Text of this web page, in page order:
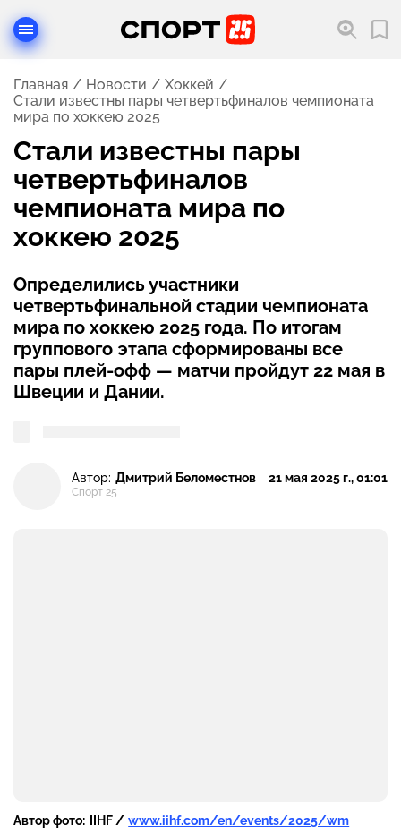
Главная Новости
Хоккей
Стали известны пары четвертьфиналов чемпионата
мира по хоккею 2025
Стали известны пары
четвертьфиналов
чемпионата мира по
хоккею 2025
Определились участники
четвертьфинальной стадии чемпионата
мира по хоккею 2025 года. По итогам
группового этапа сформированы все
пары плей-офф — матчи пройдут 22 мая в
Швеции и Дании.
Автор: Дмитрий Беломестнов
Спорт 25
21 мая 2025 г., 01:01
Автор фото: IIHF / www.iihf.com/en/events/2025/wm